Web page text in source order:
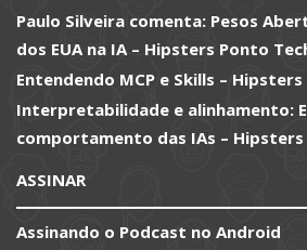
Paulo Silveira comenta: Pesos
dos EUA na IA – Hipsters Ponto
Entendendo MCP e Skills –
Interpretabilidade e alinhamento:
comportamento das IAs –
ASSINAR
Assinando o Podcast no Android